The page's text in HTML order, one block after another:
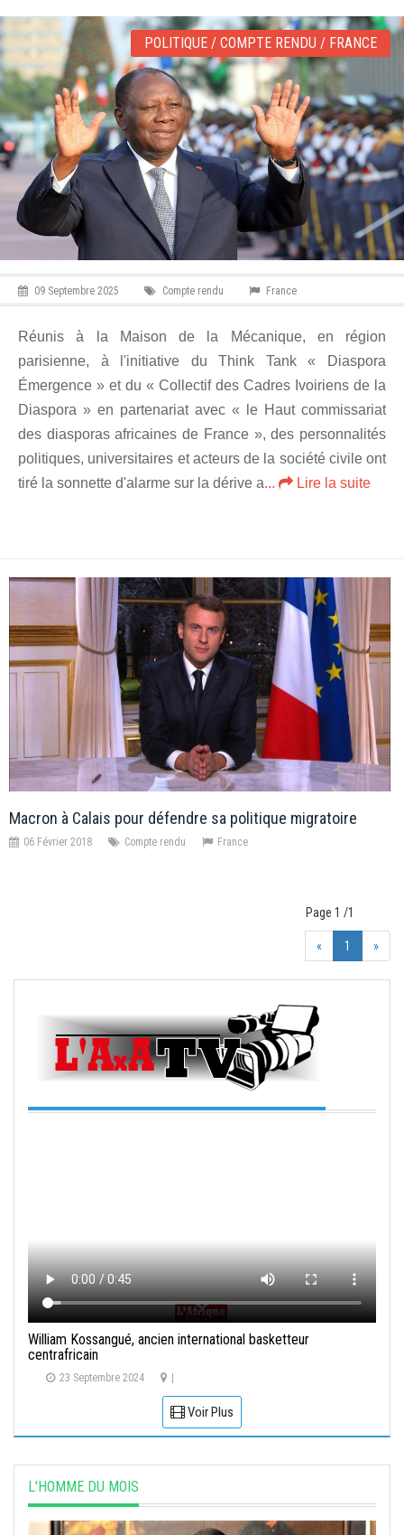
POLITIQUE / COMPTE RENDU / FRANCE
09 Septembre 2025 Compte rendu France
Réunis à la Maison de la Mécanique, en région
parisienne, à l'initiative du Think Tank « Diaspora
Émergence » et du « Collectif des Cadres Ivoiriens de la
Diaspora » en partenariat avec « le Haut commissariat
des diasporas africaines de France », des personnalités
politiques, universitaires et acteurs de la société civile ont
tiré la sonnette d'alarme sur la dérive a... Lire la suite
Macron à Calais pour défendre sa politique migratoire
06 Février 2018 Compte rendu France
Page 1 /1
« 1 »
William Kossangué, ancien international basketteur
centrafricain
23 Septembre 2024
Voir Plus
L'HOMME DU MOIS